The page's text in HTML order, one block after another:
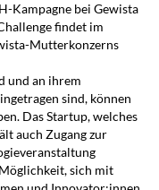
Kampagne bei Gewista
findet im
Mutterkonzerns
und an ihrem
sind, können
Das Startup, welches
auch Zugang zur
sich mit